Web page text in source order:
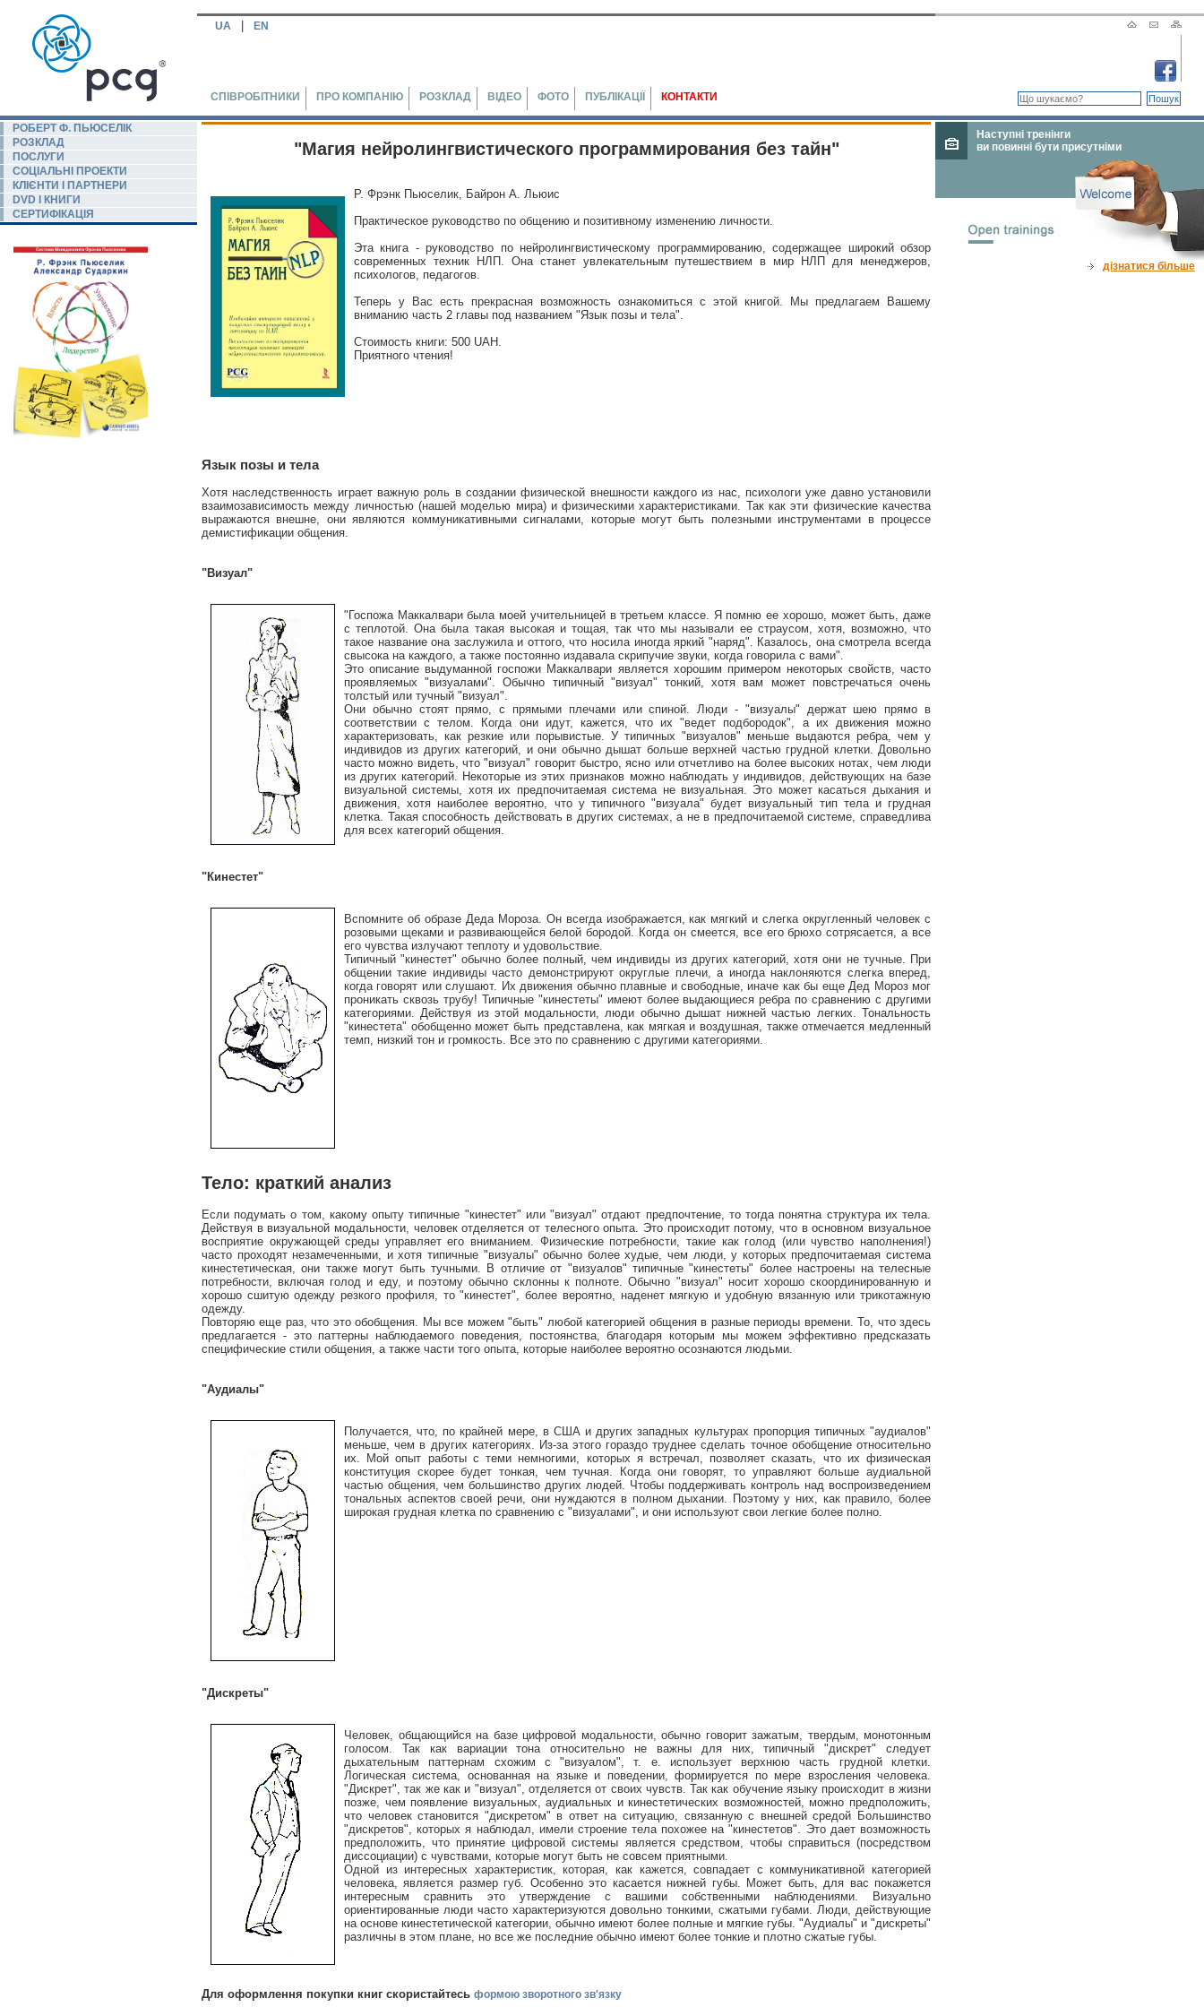
UA EN
СПІВРОБІТНИКИ ПРО КОМПАНІЮ РОЗКЛАД ВІДЕО ФОТО ПУБЛІКАЦІЇ КОНТАКТИ
РОБЕРТ Ф. ПЬЮСЕЛIК
РОЗКЛАД
ПОСЛУГИ
СОЦІАЛЬНІ ПРОЕКТИ
КЛІЄНТИ І ПАРТНЕРИ
DVD І КНИГИ
СЕРТИФІКАЦІЯ
"Магия нейролингвистического программирования без тайн"
Р. Фрэнк Пьюселик, Байрон А. Льюис
Практическое руководство по общению и позитивному изменению личности.
Эта книга - руководство по нейролингвистическому программированию, содержащее широкий обзор
современных техник НЛП. Она станет увлекательным путешествием в мир НЛП для менеджеров,
психологов, педагогов.
Теперь у Вас есть прекрасная возможность ознакомиться с этой книгой. Мы предлагаем Вашему
вниманию часть 2 главы под названием "Язык позы и тела".
Стоимость книги: 500 UAH.
Приятного чтения!
Язык позы и тела
Хотя наследственность играет важную роль в создании физической внешности каждого из нас, психологи уже давно установили
взаимозависимость между личностью (нашей моделью мира) и физическими характеристиками. Так как эти физические качества
выражаются внешне, они являются коммуникативными сигналами, которые могут быть полезными инструментами в процессе
демистификации общения.
"Визуал"
"Госпожа Маккалвари была моей учительницей в третьем классе. Я помню ее хорошо, может быть, даже
с теплотой. Она была такая высокая и тощая, так что мы называли ее страусом, хотя, возможно, что
такое название она заслужила и оттого, что носила иногда яркий "наряд". Казалось, она смотрела всегда
свысока на каждого, а также постоянно издавала скрипучие звуки, когда говорила с вами".
Это описание выдуманной госпожи Маккалвари является хорошим примером некоторых свойств, часто
проявляемых "визуалами". Обычно типичный "визуал" тонкий, хотя вам может повстречаться очень
толстый или тучный "визуал".
Они обычно стоят прямо, с прямыми плечами или спиной. Люди - "визуалы" держат шею прямо в
соответствии с телом. Когда они идут, кажется, что их "ведет подбородок", а их движения можно
характеризовать, как резкие или порывистые. У типичных "визуалов" меньше выдаются ребра, чем у
индивидов из других категорий, и они обычно дышат больше верхней частью грудной клетки. Довольно
часто можно видеть, что "визуал" говорит быстро, ясно или отчетливо на более высоких нотах, чем люди
из других категорий. Некоторые из этих признаков можно наблюдать у индивидов, действующих на базе
визуальной системы, хотя их предпочитаемая система не визуальная. Это может касаться дыхания и
движения, хотя наиболее вероятно, что у типичного "визуала" будет визуальный тип тела и грудная
клетка. Такая способность действовать в других системах, а не в предпочитаемой системе, справедлива
для всех категорий общения.
"Кинестет"
Вспомните об образе Деда Мороза. Он всегда изображается, как мягкий и слегка округленный человек с
розовыми щеками и развивающейся белой бородой. Когда он смеется, все его брюхо сотрясается, а все
его чувства излучают теплоту и удовольствие.
Типичный "кинестет" обычно более полный, чем индивиды из других категорий, хотя они не тучные. При
общении такие индивиды часто демонстрируют округлые плечи, а иногда наклоняются слегка вперед,
когда говорят или слушают. Их движения обычно плавные и свободные, иначе как бы еще Дед Мороз мог
проникать сквозь трубу! Типичные "кинестеты" имеют более выдающиеся ребра по сравнению с другими
категориями. Действуя из этой модальности, люди обычно дышат нижней частью легких. Тональность
"кинестета" обобщенно может быть представлена, как мягкая и воздушная, также отмечается медленный
темп, низкий тон и громкость. Все это по сравнению с другими категориями.
Тело: краткий анализ
Если подумать о том, какому опыту типичные "кинестет" или "визуал" отдают предпочтение, то тогда понятна структура их тела.
Действуя в визуальной модальности, человек отделяется от телесного опыта. Это происходит потому, что в основном визуальное
восприятие окружающей среды управляет его вниманием. Физические потребности, такие как голод (или чувство наполнения!)
часто проходят незамеченными, и хотя типичные "визуалы" обычно более худые, чем люди, у которых предпочитаемая система
кинестетическая, они также могут быть тучными. В отличие от "визуалов" типичные "кинестеты" более настроены на телесные
потребности, включая голод и еду, и поэтому обычно склонны к полноте. Обычно "визуал" носит хорошо скоординированную и
хорошо сшитую одежду резкого профиля, то "кинестет", более вероятно, наденет мягкую и удобную вязанную или трикотажную
одежду.
Повторяю еще раз, что это обобщения. Мы все можем "быть" любой категорией общения в разные периоды времени. То, что здесь
предлагается - это паттерны наблюдаемого поведения, постоянства, благодаря которым мы можем эффективно предсказать
специфические стили общения, а также части того опыта, которые наиболее вероятно осознаются людьми.
"Аудиалы"
Получается, что, по крайней мере, в США и других западных культурах пропорция типичных "аудиалов"
меньше, чем в других категориях. Из-за этого гораздо труднее сделать точное обобщение относительно
их. Мой опыт работы с теми немногими, которых я встречал, позволяет сказать, что их физическая
конституция скорее будет тонкая, чем тучная. Когда они говорят, то управляют больше аудиальной
частью общения, чем большинство других людей. Чтобы поддерживать контроль над воспроизведением
тональных аспектов своей речи, они нуждаются в полном дыхании. Поэтому у них, как правило, более
широкая грудная клетка по сравнению с "визуалами", и они используют свои легкие более полно.
"Дискреты"
Человек, общающийся на базе цифровой модальности, обычно говорит зажатым, твердым, монотонным
голосом. Так как вариации тона относительно не важны для них, типичный "дискрет" следует
дыхательным паттернам схожим с "визуалом", т. е. использует верхнюю часть грудной клетки.
Логическая система, основанная на языке и поведении, формируется по мере взросления человека.
"Дискрет", так же как и "визуал", отделяется от своих чувств. Так как обучение языку происходит в жизни
позже, чем появление визуальных, аудиальных и кинестетических возможностей, можно предположить,
что человек становится "дискретом" в ответ на ситуацию, связанную с внешней средой Большинство
"дискретов", которых я наблюдал, имели строение тела похожее на "кинестетов". Это дает возможность
предположить, что принятие цифровой системы является средством, чтобы справиться (посредством
диссоциации) с чувствами, которые могут быть не совсем приятными.
Одной из интересных характеристик, которая, как кажется, совпадает с коммуникативной категорией
человека, является размер губ. Особенно это касается нижней губы. Может быть, для вас покажется
интересным сравнить это утверждение с вашими собственными наблюдениями. Визуально
ориентированные люди часто характеризуются довольно тонкими, сжатыми губами. Люди, действующие
на основе кинестетической категории, обычно имеют более полные и мягкие губы. "Аудиалы" и "дискреты"
различны в этом плане, но все же последние обычно имеют более тонкие и плотно сжатые губы.
Для оформлення покупки книг скористайтесь формою зворотного зв'язку
Наступні тренінги
ви повинні бути присутніми
дізнатися більше